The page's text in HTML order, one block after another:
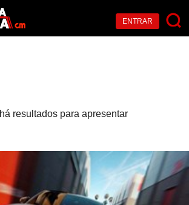
ENTRAR
resultados para apresentar